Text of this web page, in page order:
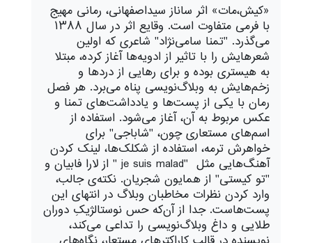
«کیش،مات» اثر ساناز سیداصفهانی، رمانی مهیج
با فرمی متفاوت است. وقایع اثر در سال ۱۳۸۸
می‌گذرد. "تمنا سامی‌نژاد" شاعری که اولین
شعرهایش را با تاثیر از ادویه‌ها آغاز کرده، مبتلا
به هیستری بوده و برای رهایی از دردها و
زخم‌هایش به وبلاگ‌نویسی پناه می‌برد. هر فصل
رمان با یکی از پست‌ها و یادداشت‌های تمنا و
عکس مربوط به آن، آغاز می‌شود. استفاده از
اسم‌های مستعاری چون، "شاباجی" برای
خواهرش ترمه، استفاده از شکلک‌ها، لینک کردن
آهنگ‌هایی مثل " je suis malad" از لارا فابیان و
"تو کیستی" از همایون شجریان. نکته‌ی جالب،
وارد کردن نظرات مخاطبان وبلاگ در انتهای این
پست‌هاست. جدا از آن‌که حس نوستالژیکِ دوران
طلایی و داغ وبلاگ‌نویسی را تداعی می‌کند،